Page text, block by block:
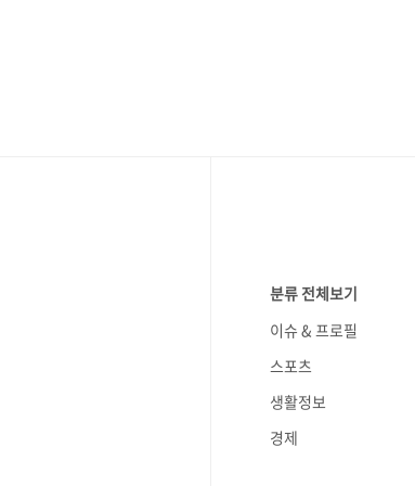
분류 전체보기
이슈 & 프로필
스포츠
생활정보
경제